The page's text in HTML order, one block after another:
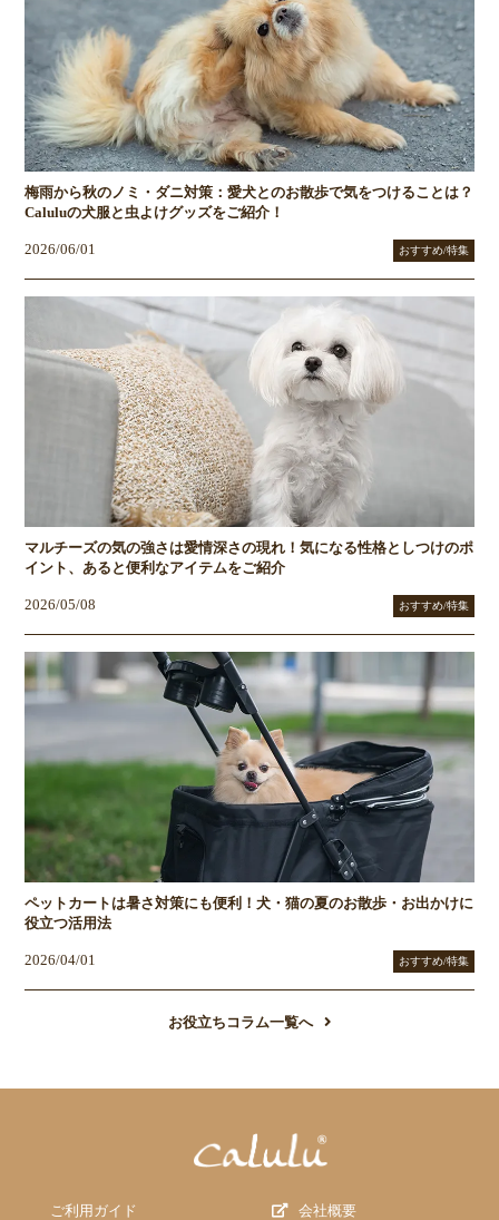
梅雨から秋のノミ・ダニ対策：愛犬とのお散歩で気をつけることは？
Caluluの犬服と虫よけグッズをご紹介！
2026/06/01 おすすめ/特集
マルチーズの気の強さは愛情深さの現れ！気になる性格としつけのポ
イント、あると便利なアイテムをご紹介
2026/05/08 おすすめ/特集
ペットカートは暑さ対策にも便利！犬・猫の夏のお散歩・お出かけに
役立つ活用法
2026/04/01 おすすめ/特集
お役立ちコラム一覧へ
ご利用ガイド 会社概要